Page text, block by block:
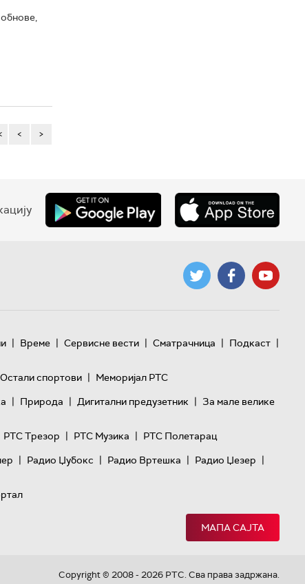
< >
| Време | Сервисне вести | Сматрачница | Подкаст |
Остали спортови | Меморијал РТС
| Природа | Дигитални предузетник | За мале велике
РТС Трезор | РТС Музика | РТС Полетарац
| Радио Џубокс | Радио Вртешка | Радио Џезер |
МАПА САЈТА
Copyright © 2008 - 2026 РТС. Сва права задржана.